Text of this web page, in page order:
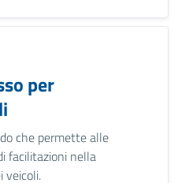
per
che permette alle
facilitazioni nella
veicoli.